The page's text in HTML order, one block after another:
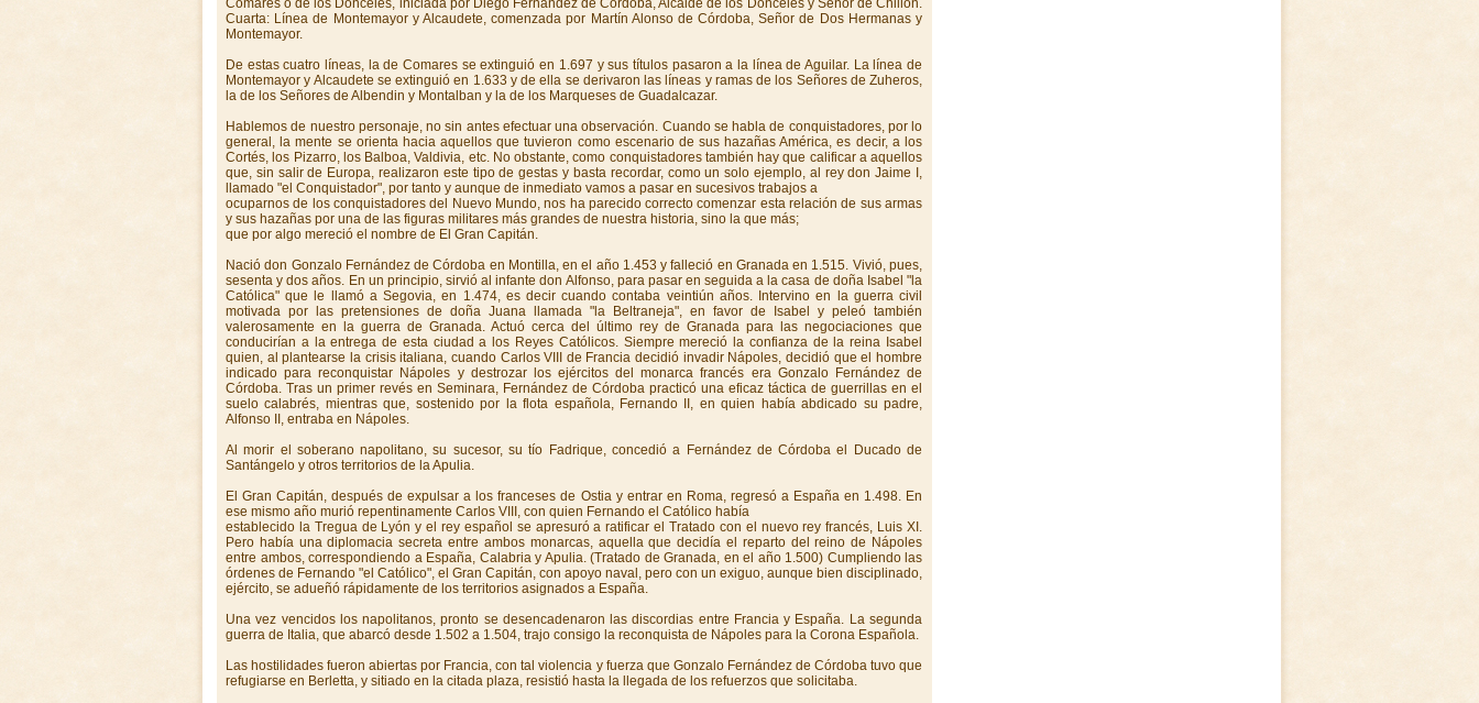
Comares o de los Donceles, iniciada por Diego Fernández de Córdoba, Alcaide de los Donceles y Señor de Chillón.
Cuarta: Línea de Montemayor y Alcaudete, comenzada por Martín Alonso de Córdoba, Señor de Dos Hermanas y
Montemayor.
De estas cuatro líneas, la de Comares se extinguió en 1.697 y sus títulos pasaron a la línea de Aguilar. La línea de
Montemayor y Alcaudete se extinguió en 1.633 y de ella se derivaron las líneas y ramas de los Señores de Zuheros,
la de los Señores de Albendin y Montalban y la de los Marqueses de Guadalcazar.
Hablemos de nuestro personaje, no sin antes efectuar una observación. Cuando se habla de conquistadores, por lo
general, la mente se orienta hacia aquellos que tuvieron como escenario de sus hazañas América, es decir, a los
Cortés, los Pizarro, los Balboa, Valdivia, etc. No obstante, como conquistadores también hay que calificar a aquellos
que, sin salir de Europa, realizaron este tipo de gestas y basta recordar, como un solo ejemplo, al rey don Jaime I,
llamado "el Conquistador", por tanto y aunque de inmediato vamos a pasar en sucesivos trabajos a
ocuparnos de los conquistadores del Nuevo Mundo, nos ha parecido correcto comenzar esta relación de sus armas
y sus hazañas por una de las figuras militares más grandes de nuestra historia, sino la que más;
que por algo mereció el nombre de El Gran Capitán.
Nació don Gonzalo Fernández de Córdoba en Montilla, en el año 1.453 y falleció en Granada en 1.515. Vivió, pues,
sesenta y dos años. En un principio, sirvió al infante don Alfonso, para pasar en seguida a la casa de doña Isabel "la
Católica" que le llamó a Segovia, en 1.474, es decir cuando contaba veintiún años. Intervino en la guerra civil
motivada por las pretensiones de doña Juana llamada "la Beltraneja", en favor de Isabel y peleó también
valerosamente en la guerra de Granada. Actuó cerca del último rey de Granada para las negociaciones que
conducirían a la entrega de esta ciudad a los Reyes Católicos. Siempre mereció la confianza de la reina Isabel
quien, al plantearse la crisis italiana, cuando Carlos VIII de Francia decidió invadir Nápoles, decidió que el hombre
indicado para reconquistar Nápoles y destrozar los ejércitos del monarca francés era Gonzalo Fernández de
Córdoba. Tras un primer revés en Seminara, Fernández de Córdoba practicó una eficaz táctica de guerrillas en el
suelo calabrés, mientras que, sostenido por la flota española, Fernando II, en quien había abdicado su padre,
Alfonso II, entraba en Nápoles.
Al morir el soberano napolitano, su sucesor, su tío Fadrique, concedió a Fernández de Córdoba el Ducado de
Santángelo y otros territorios de la Apulia.
El Gran Capitán, después de expulsar a los franceses de Ostia y entrar en Roma, regresó a España en 1.498. En
ese mismo año murió repentinamente Carlos VIII, con quien Fernando el Católico había
establecido la Tregua de Lyón y el rey español se apresuró a ratificar el Tratado con el nuevo rey francés, Luis XI.
Pero había una diplomacia secreta entre ambos monarcas, aquella que decidía el reparto del reino de Nápoles
entre ambos, correspondiendo a España, Calabria y Apulia. (Tratado de Granada, en el año 1.500) Cumpliendo las
órdenes de Fernando "el Católico", el Gran Capitán, con apoyo naval, pero con un exiguo, aunque bien disciplinado,
ejército, se adueñó rápidamente de los territorios asignados a España.
Una vez vencidos los napolitanos, pronto se desencadenaron las discordias entre Francia y España. La segunda
guerra de Italia, que abarcó desde 1.502 a 1.504, trajo consigo la reconquista de Nápoles para la Corona Española.
Las hostilidades fueron abiertas por Francia, con tal violencia y fuerza que Gonzalo Fernández de Córdoba tuvo que
refugiarse en Berletta, y sitiado en la citada plaza, resistió hasta la llegada de los refuerzos que solicitaba.